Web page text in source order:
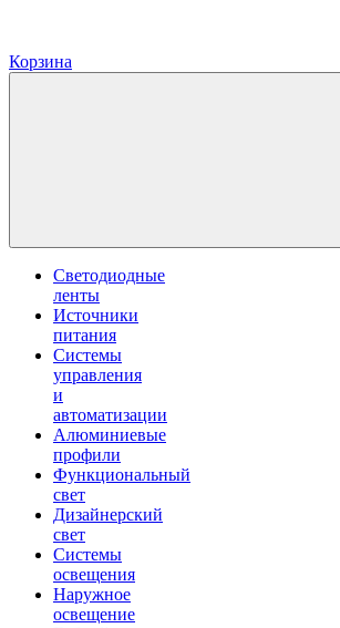
Корзина
Светодиодные
ленты
Источники
питания
Системы
управления
и
автоматизации
Алюминиевые
профили
Функциональный
свет
Дизайнерский
свет
Системы
освещения
Наружное
освещение